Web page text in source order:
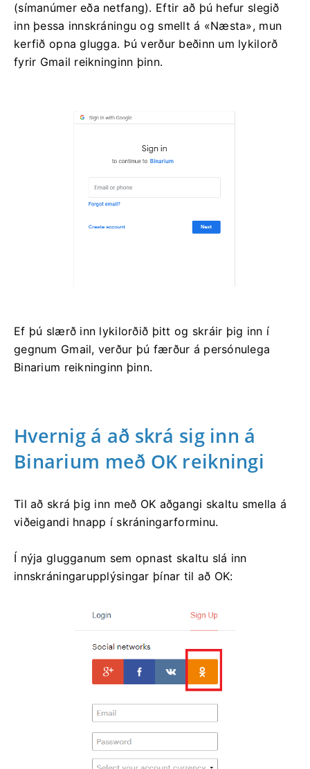
(símanúmer eða netfang). Eftir að þú hefur slegið
inn þessa innskráningu og smellt á «Næsta», mun
kerfið opna glugga. Þú verður beðinn um lykilorð
fyrir Gmail reikninginn þinn.
Ef þú slærð inn lykilorðið þitt og skráir þig inn í
gegnum Gmail, verður þú færður á persónulega
Binarium reikninginn þinn.
Hvernig á að skrá sig inn á
Binarium með OK reikningi
Til að skrá þig inn með OK aðgangi skaltu smella á
viðeigandi hnapp í skráningarforminu.
Í nýja glugganum sem opnast skaltu slá inn
innskráningarupplýsingar þínar til að OK: